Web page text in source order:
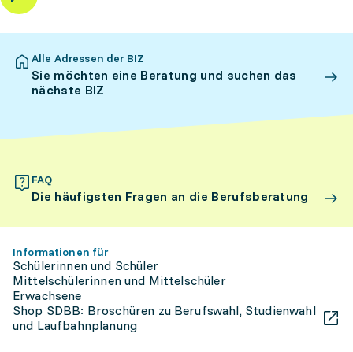
Alle Adressen der BIZ
Sie möchten eine Beratung und suchen das
nächste BIZ
FAQ
Die häufigsten Fragen an die Berufsberatung
Informationen für
Schülerinnen und Schüler
Mittelschülerinnen und Mittelschüler
Erwachsene
Shop SDBB: Broschüren zu Berufswahl, Studienwahl
und Laufbahnplanung